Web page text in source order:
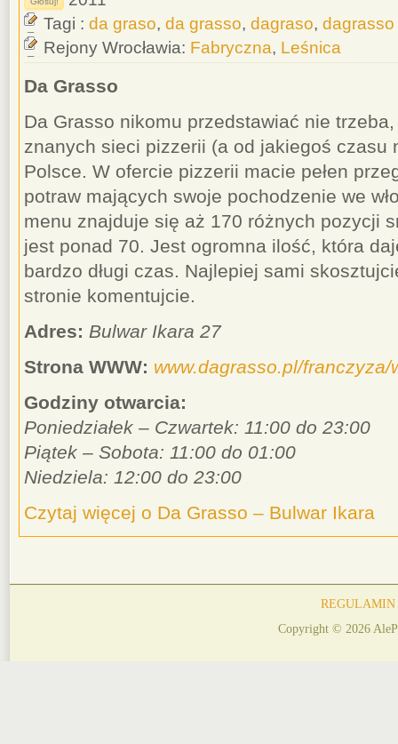
Tagi : da graso, da grasso, dagraso, dagrasso
Rejony Wrocławia: Fabryczna, Leśnica
Da Grasso
Da Grasso nikomu przedstawiać nie
znanych sieci pizzerii (a od jakiegoś czasu
Polsce. W ofercie pizzerii macie pełen
potraw mających swoje pochodzenie we
menu znajduje się aż 170 różnych pozycji
jest ponad 70. Jest ogromna ilość, która
bardzo długi czas. Najlepiej sami
stronie komentujcie.
Adres: Bulwar Ikara 27
Strona WWW: www.dagrasso.pl/
Godziny otwarcia:
Poniedziałek – Czwartek: 11:00 do 23:00
Piątek – Sobota: 11:00 do 01:00
Niedziela: 12:00 do 23:00
Czytaj więcej o Da Grasso – Bulwar Ikara
REGULAMIN
Copyright © 2026